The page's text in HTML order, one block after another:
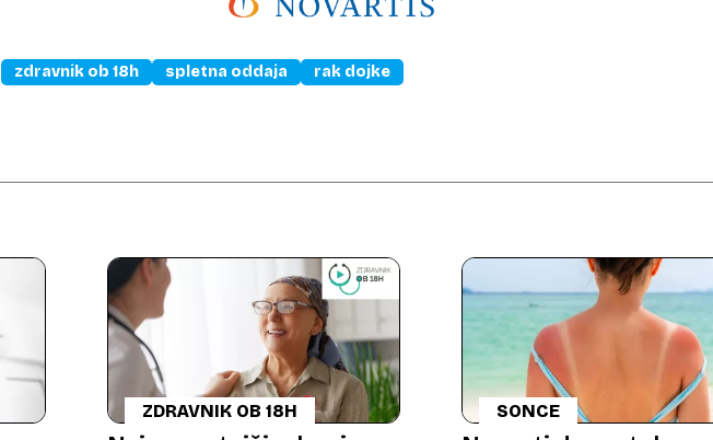
zdravnik ob 18h spletna oddaja rak dojke
ZDRAVNIK OB 18H SONCE